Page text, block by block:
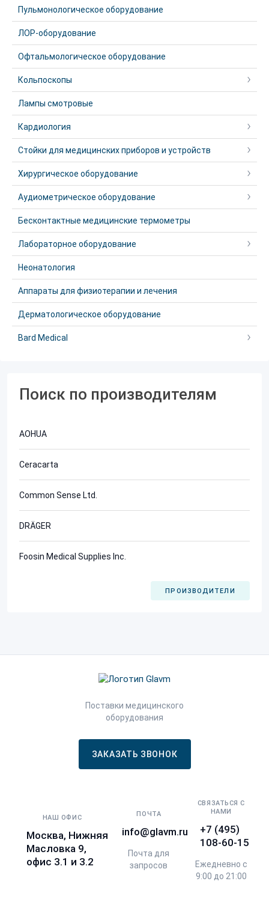
Пульмонологическое оборудование
ЛОР-оборудование
Офтальмологическое оборудование
Кольпоскопы
Лампы смотровые
Кардиология
Стойки для медицинских приборов и устройств
Хирургическое оборудование
Аудиометрическое оборудование
Бесконтактные медицинские термометры
Лабораторное оборудование
Неонатология
Аппараты для физиотерапии и лечения
Дерматологическое оборудование
Bard Medical
Поиск по производителям
AOHUA
Ceracarta
Common Sense Ltd.
DRÄGER
Foosin Medical Supplies Inc.
ПРОИЗВОДИТЕЛИ
Поставки медицинского
оборудования
ЗАКАЗАТЬ ЗВОНОК
НАШ ОФИС
Москва, Нижняя
Масловка 9,
офис 3.1 и 3.2
ПОЧТА
info@glavm.ru
Почта для
запросов
СВЯЗАТЬСЯ С
НАМИ
+7 (495)
108-60-15
Ежедневно с
9:00 до 21:00